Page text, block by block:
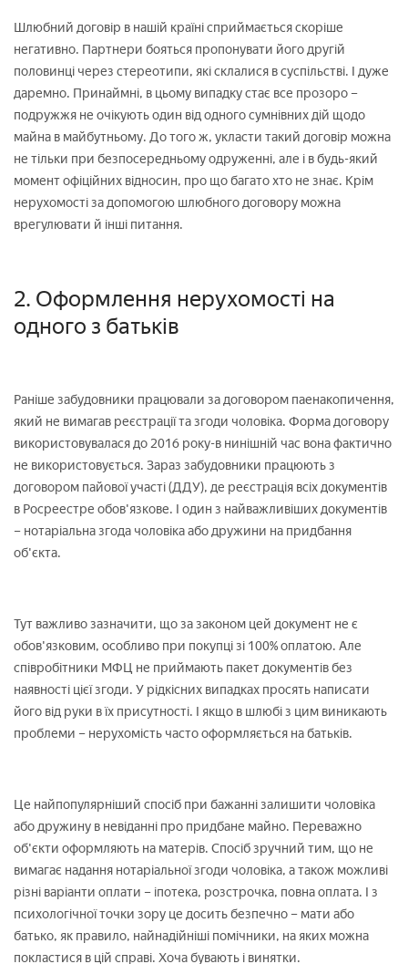
Шлюбний договір в нашій країні сприймається скоріше
негативно. Партнери бояться пропонувати його другій
половинці через стереотипи, які склалися в суспільстві. І дуже
даремно. Принаймні, в цьому випадку стає все прозоро –
подружжя не очікують один від одного сумнівних дій щодо
майна в майбутньому. До того ж, укласти такий договір можна
не тільки при безпосередньому одруженні, але і в будь-який
момент офіційних відносин, про що багато хто не знає. Крім
нерухомості за допомогою шлюбного договору можна
врегулювати й інші питання.
2. Оформлення нерухомості на
одного з батьків
Раніше забудовники працювали за договором паенакопичення,
який не вимагав реєстрації та згоди чоловіка. Форма договору
використовувалася до 2016 року-в нинішній час вона фактично
не використовується. Зараз забудовники працюють з
договором пайової участі (ДДУ), де реєстрація всіх документів
в Росреестре обов'язкове. І один з найважливіших документів
– нотаріальна згода чоловіка або дружини на придбання
об'єкта.
Тут важливо зазначити, що за законом цей документ не є
обов'язковим, особливо при покупці зі 100% оплатою. Але
співробітники МФЦ не приймають пакет документів без
наявності цієї згоди. У рідкісних випадках просять написати
його від руки в їх присутності. І якщо в шлюбі з цим виникають
проблеми – нерухомість часто оформляється на батьків.
Це найпопулярніший спосіб при бажанні залишити чоловіка
або дружину в невіданні про придбане майно. Переважно
об'єкти оформляють на матерів. Спосіб зручний тим, що не
вимагає надання нотаріальної згоди чоловіка, а також можливі
різні варіанти оплати – іпотека, розстрочка, повна оплата. І з
психологічної точки зору це досить безпечно – мати або
батько, як правило, найнадійніші помічники, на яких можна
покластися в цій справі. Хоча бувають і винятки.